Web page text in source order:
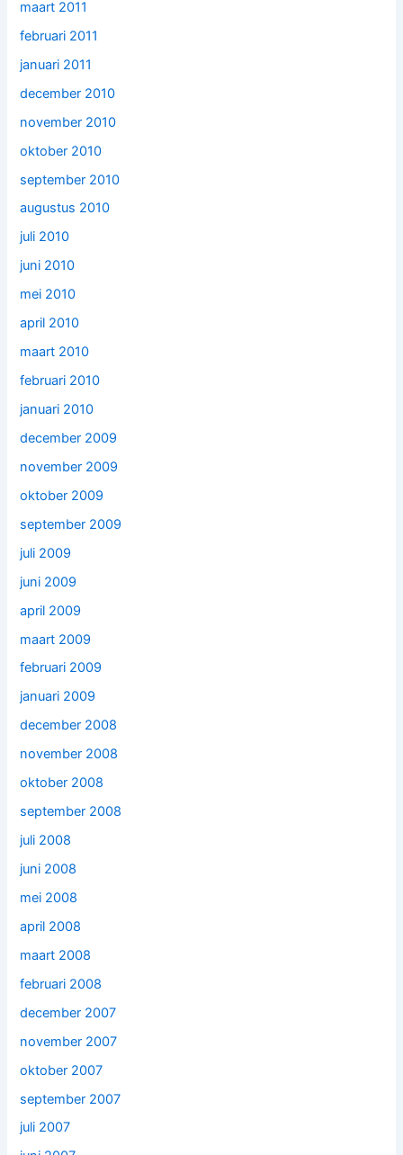
maart 2011
februari 2011
januari 2011
december 2010
november 2010
oktober 2010
september 2010
augustus 2010
juli 2010
juni 2010
mei 2010
april 2010
maart 2010
februari 2010
januari 2010
december 2009
november 2009
oktober 2009
september 2009
juli 2009
juni 2009
april 2009
maart 2009
februari 2009
januari 2009
december 2008
november 2008
oktober 2008
september 2008
juli 2008
juni 2008
mei 2008
april 2008
maart 2008
februari 2008
december 2007
november 2007
oktober 2007
september 2007
juli 2007